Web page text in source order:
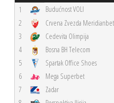
1 Budućnost VOLI
2
Crvena Zvezda Meridianbet
3
Cedevita Olimpija
4
Bosna BH Telecom
5
Spartak Office Shoes
6
Mega Superbet
7
Zadar